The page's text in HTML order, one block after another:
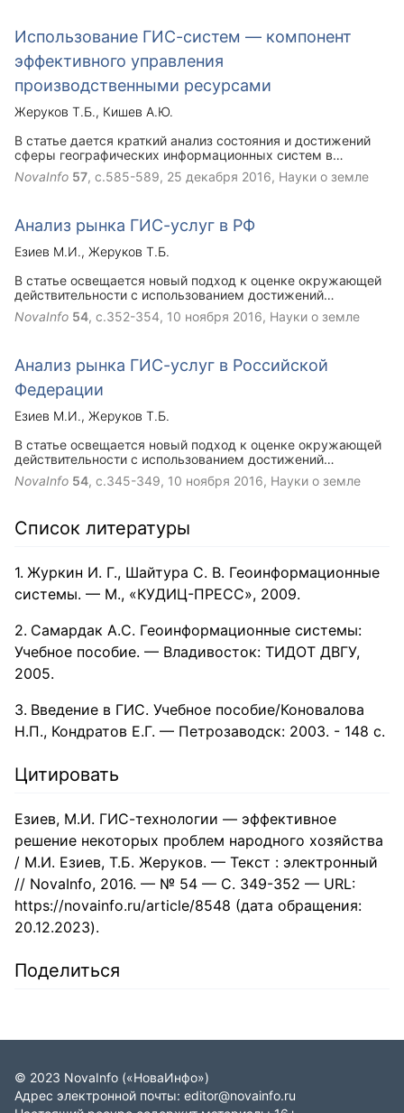
Использование ГИС-систем — компонент
эффективного управления
производственными ресурсами
Жеруков Т.Б.
Кишев А.Ю.
В статье дается краткий анализ состояния и достижений
сферы географических информационных систем в
Российской Федерации.
NovaInfo 57, с.585-589, 25 декабря 2016, Науки о земле
Анализ рынка ГИС-услуг в РФ
Езиев М.И.
Жеруков Т.Б.
В статье освещается новый подход к оценке окружающей
действительности с использованием достижений
географических информационных систем. В последние
годы все более востребованными на рынке разнообразных
ГИС-технологий.
NovaInfo 54, с.352-354, 10 ноября 2016, Науки о земле
Анализ рынка ГИС-услуг в Российской
Федерации
Езиев М.И.
Жеруков Т.Б.
В статье освещается новый подход к оценке окружающей
действительности с использованием достижений
географических информационных систем. В последние
годы все более востребованными на рынке разнообразных
ГИС-технологий.
NovaInfo 54, с.345-349, 10 ноября 2016, Науки о земле
Список литературы
Журкин И. Г., Шайтура С. В. Геоинформационные
системы. — М., «КУДИЦ-ПРЕСС», 2009.
Самардак А.С. Геоинформационные системы:
Учебное пособие. — Владивосток: ТИДОТ ДВГУ,
2005.
Введение в ГИС. Учебное пособие/Коновалова
Н.П., Кондратов Е.Г. — Петрозаводск: 2003. - 148 с.
Цитировать
Езиев, М.И. ГИС-технологии — эффективное
решение некоторых проблем народного хозяйства
/ М.И. Езиев, Т.Б. Жеруков. — Текст : электронный
// NovaInfo, 2016. — № 54 — С. 349-352 — URL:
https://novainfo.ru/article/8548 (дата обращения:
20.12.2023).
Поделиться
© 2023 NovaInfo («НоваИнфо»)
Адрес электронной почты: editor@novainfo.ru